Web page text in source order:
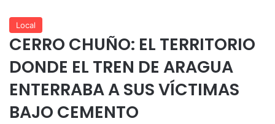
Local
CERRO CHUÑO: EL TERRITORIO
DONDE EL TREN DE ARAGUA
ENTERRABA A SUS VÍCTIMAS
BAJO CEMENTO